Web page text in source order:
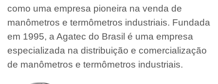
como uma empresa pioneira na venda de
manômetros e termômetros industriais. Fundada
em 1995, a Agatec do Brasil é uma empresa
especializada na distribuição e comercialização
de manômetros e termômetros industriais.